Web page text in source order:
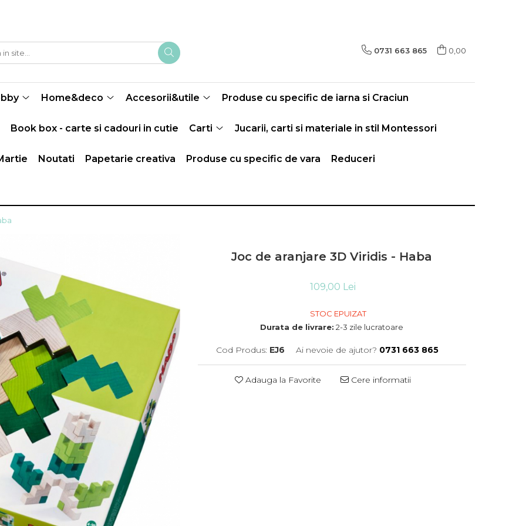
0731 663 865 0,00
Home&deco Accesorii&utile Produse cu specific de iarna si Craciun
Book box - carte si cadouri in cutie Carti Jucarii, carti si materiale in stil Montessori
Noutati Papetarie creativa Produse cu specific de vara Reduceri
Joc de aranjare 3D Viridis - Haba
109,00 Lei
STOC EPUIZAT
Durata de livrare: 2-3 zile lucratoare
Cod Produs: EJ6 Ai nevoie de ajutor? 0731 663 865
Adauga la Favorite Cere informatii